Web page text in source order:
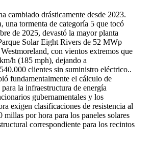
cambiado drásticamente desde 2023.
una tormenta de categoría 5 que tocó
de 2025, devastó la mayor planta
Solar Eight Rivers de 52 MWp
con vientos extremos que
h (185 mph), dejando a
clientes sin suministro eléctrico..
fundamentalmente el cálculo de
para la infraestructura de energía
gubernamentales y los
exigen clasificaciones de resistencia al
millas por hora para los paneles solares
correspondiente para los recintos